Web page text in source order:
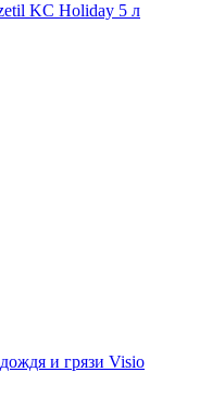
KC Holiday 5 л
и грязи Visio